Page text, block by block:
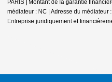
PARIS | Montant de la garantie
médiateur : NC | Adresse du médiateur
Entreprise juridiquement et